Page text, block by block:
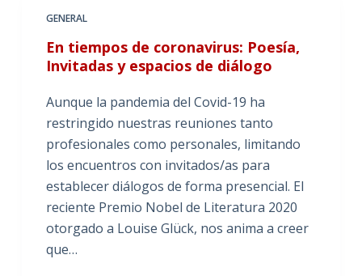
GENERAL
En tiempos de coronavirus: Poesía,
Invitadas y espacios de diálogo
Aunque la pandemia del Covid-19 ha
restringido nuestras reuniones tanto
profesionales como personales, limitando
los encuentros con invitados/as para
establecer diálogos de forma presencial. El
reciente Premio Nobel de Literatura 2020
otorgado a Louise Glück, nos anima a creer
que…